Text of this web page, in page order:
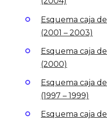
Esquema caja
(2001 – 2003)
Esquema caja
(2000)
Esquema caja
(1997 – 1999)
Esquema caja